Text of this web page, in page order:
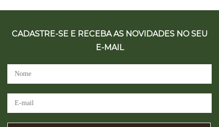
CADASTRE-SE E RECEBA AS NOVIDADES NO SEU
E-MAIL